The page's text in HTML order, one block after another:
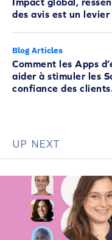
des avis est un
Blog Articles
Comment les Apps
aider à stimuler les
confiance des
UP NEXT